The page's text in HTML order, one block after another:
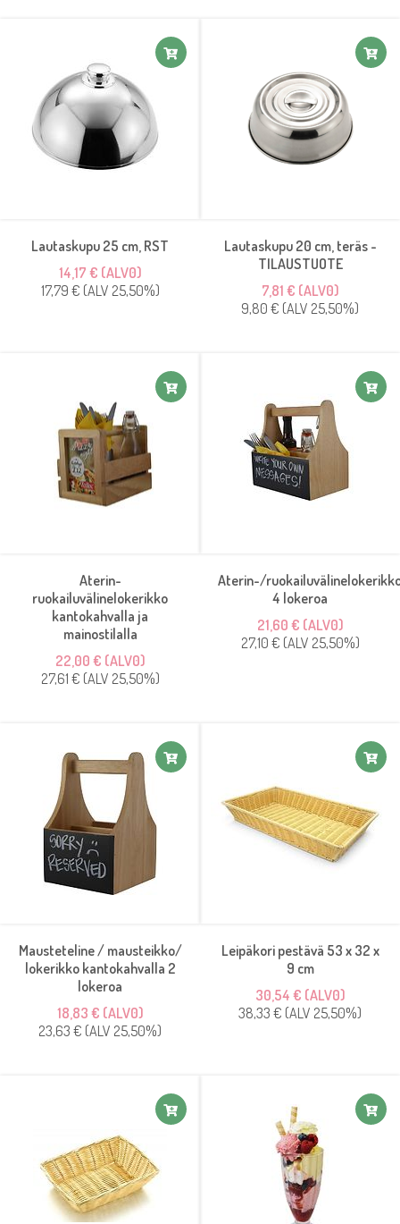
Lautaskupu 25 cm, RST
14,17 € (ALV0)
17,79 € (ALV 25,50%)
Lautaskupu 20 cm, teräs -
TILAUSTUOTE
7,81 € (ALV0)
9,80 € (ALV 25,50%)
Aterin-
ruokailuvälinelokerikko
kantokahvalla ja
mainostilalla
22,00 € (ALV0)
27,61 € (ALV 25,50%)
Aterin-/
4 lokeroa
21,60 € (ALV0)
27,10 € (ALV 25,50%)
Mausteteline / mausteikko/
lokerikko kantokahvalla 2
lokeroa
18,83 € (ALV0)
23,63 € (ALV 25,50%)
Leipäkori pestävä 53 x 32 x
9 cm
30,54 € (ALV0)
38,33 € (ALV 25,50%)